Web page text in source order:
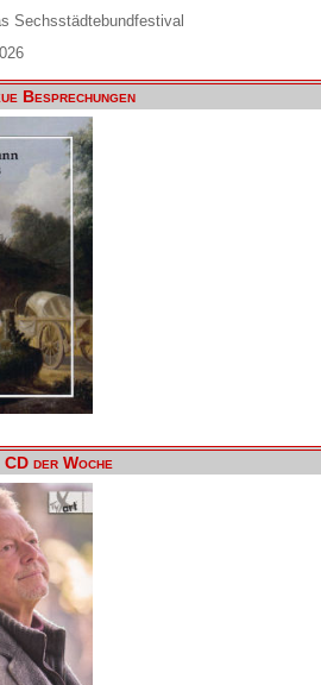
Sechsstädtebundfestival
Besprechungen
CD der Woche